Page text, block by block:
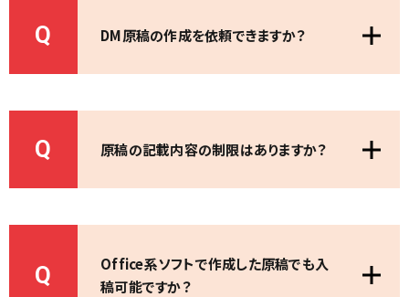
Q DM原稿の作成を依頼できますか？
Q 原稿の記載内容の制限はありますか？
Q
Office系ソフトで作成した原稿でも入
稿可能ですか？